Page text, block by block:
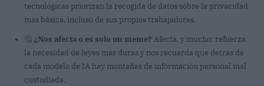
tecnológicas priorizan la recogida de datos sobre la privacidad
más básica, incluso de sus propios trabajadores.
🤔¿Nos afecta o es solo un meme? Afecta, y mucho: refuerza
la necesidad de leyes más duras y nos recuerda que detrás de
cada modelo de IA hay montañas de información personal mal
custodiada.